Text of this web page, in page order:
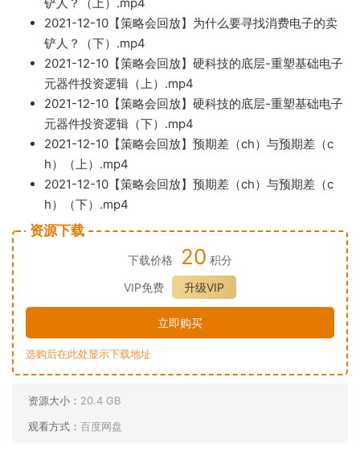
2021-12-10【策略会回放】为什么要寻找消费电子的卖
铲人？（下）.mp4
2021-12-10【策略会回放】硬科技的底层-重塑基础电子
元器件投资逻辑（上）.mp4
2021-12-10【策略会回放】硬科技的底层-重塑基础电子
元器件投资逻辑（下）.mp4
2021-12-10【策略会回放】预期差（ch）与预期差（c
h）（上）.mp4
2021-12-10【策略会回放】预期差（ch）与预期差（c
h）（下）.mp4
资源下载
下载价格 20 积分
VIP免费
升级VIP
立即购买
选购后在此处显示下载地址
资源大小： 20.4 GB
观看方式： 百度网盘